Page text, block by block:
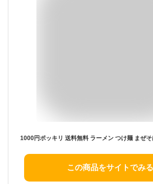
この商品をサイトでみる